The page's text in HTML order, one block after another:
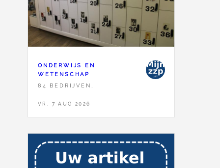
ONDERWIJS EN
WETENSCHAP
84 BEDRIJVEN,
VR, 7 AUG 2026